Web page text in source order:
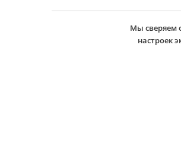
Мы сверяем
настроек